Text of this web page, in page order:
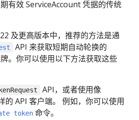
有效 ServiceAccount 凭据的传统
及更高版本中，推荐的方法是通
API 来获取短期自动轮换的
。你可以使用以下方法获取这些
API，或者使用像
的 API 客户端。 例如，你可以使用
token 命令。